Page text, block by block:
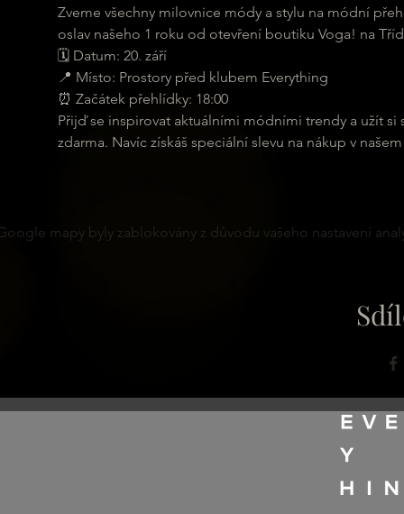
Zveme všechny milovnice módy a stylu na módní
oslav našeho 1 roku od otevření boutiku Voga! na
🗓 Datum: 20. září
📍 Místo: Prostory před klubem Everything
⏰ Začátek přehlídky: 18:00
Přijď se inspirovat aktuálními módními trendy a užít
zdarma. Navíc získáš speciální slevu na nákup v
mapy byly zablokovány z důvodu vašeho nastavení